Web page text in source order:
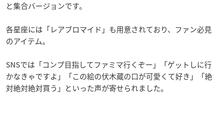
と集合バージョンです。
各星座には「レアブロマイド」も用意されており、ファン必見
のアイテム。
SNSでは「コンプ目指してファミマ行くぞー」「ゲットしに行
かなきゃですよ」「この絵の伏木蔵の口が可愛くて好き」「絶
対絶対絶対買う」といった声が寄せられました。